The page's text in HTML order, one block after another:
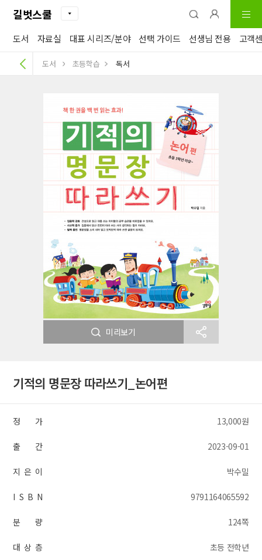
길벗스쿨
도서 자료실 대표 시리즈/분야 선택 가이드 선생님 전용 고객
도서 초등학습 독서
미리보기
기적의 명문장 따라쓰기_논어편
정 가 13,000원
출 간 2023-09-01
지 은 이 박수밀
I S B N 9791164065592
분 량 124쪽
대 상 층 초등 전학년